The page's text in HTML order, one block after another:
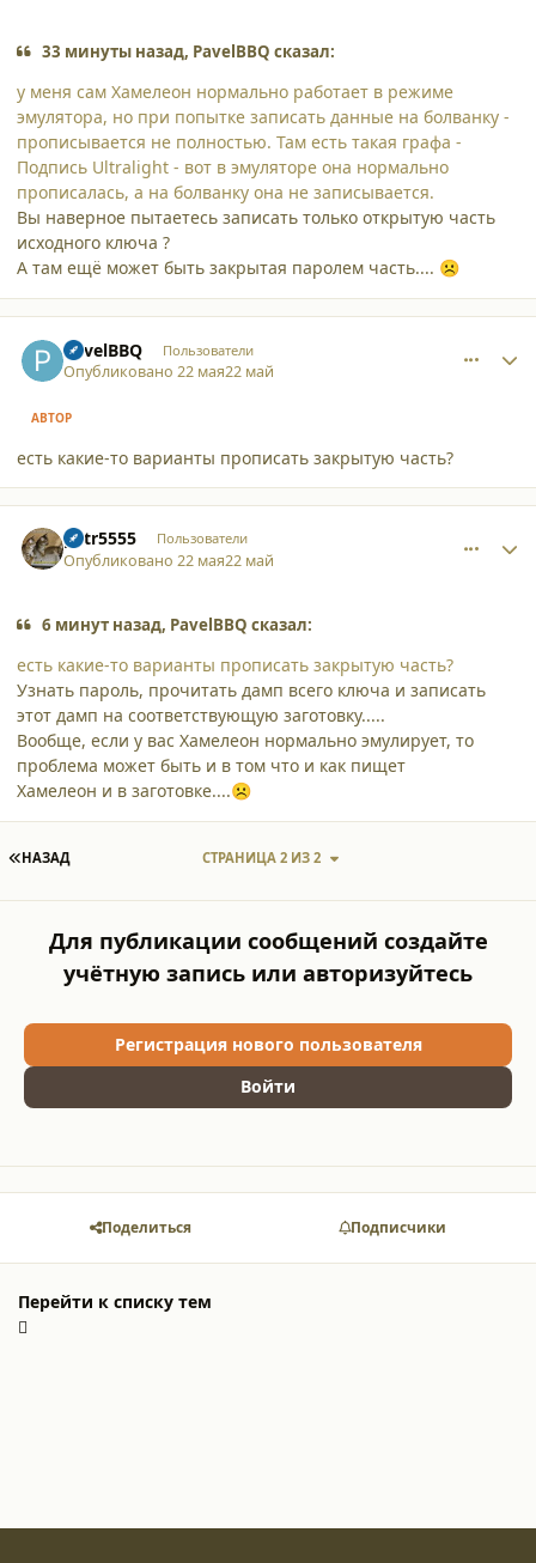
33 минуты назад, PavelBBQ сказал:
у меня сам Хамелеон нормально работает в режиме
эмулятора, но при попытке записать данные на болванку -
прописывается не полностью. Там есть такая графа -
Подпись Ultralight - вот в эмуляторе она нормально
прописалась, а на болванку она не записывается.
Вы наверное пытаетесь записать только открытую часть
исходного ключа ?
А там ещё может быть закрытая паролем часть.... ☹️
PavelBBQ Пользователи
Опубликовано22 мая22 май
АВТОР
есть какие-то варианты прописать закрытую часть?
petr5555 Пользователи
Опубликовано22 мая22 май
6 минут назад, PavelBBQ сказал:
есть какие-то варианты прописать закрытую часть?
Узнать пароль, прочитать дамп всего ключа и записать
этот дамп на соответствующую заготовку.....
Вообще, если у вас Хамелеон нормально эмулирует, то
проблема может быть и в том что и как пищет
Хамелеон и в заготовке....☹️
ПЕРВАЯ СТРАНИЦА
НАЗАД СТРАНИЦА 2 ИЗ 2
Для публикации сообщений создайте
учётную запись или авторизуйтесь
Регистрация нового пользователя
Войти
Поделиться Подписчики
Перейти к списку тем